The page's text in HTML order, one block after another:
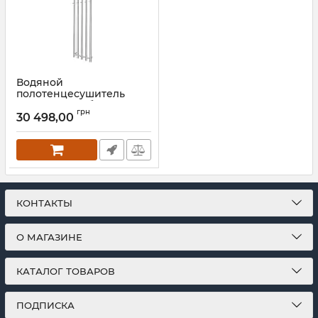
Водяной
полотенцесушитель
Mario INOX Туб
1500х352/320 белый
Артикул:1.7.046429.P-WG
30 498,00 грн
КОНТАКТЫ
О МАГАЗИНЕ
КАТАЛОГ ТОВАРОВ
ПОДПИСКА